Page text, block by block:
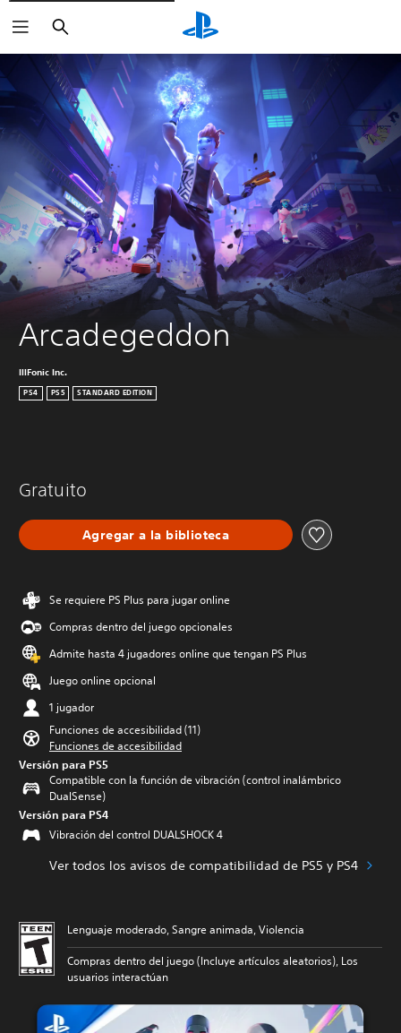
Buscar
Arcadegeddon
IllFonic Inc.
PS4 PS5 STANDARD EDITION
Gratuito
Agregar a la biblioteca
Se requiere PS Plus para jugar online
Compras dentro del juego opcionales
Admite hasta 4 jugadores online que tengan PS Plus
Juego online opcional
1 jugador
Funciones de accesibilidad (11)
Funciones de accesibilidad
Versión para PS5
Compatible con la función de vibración (control inalámbrico
DualSense)
Versión para PS4
Vibración del control DUALSHOCK 4
Ver todos los avisos de compatibilidad de PS5 y PS4
Lenguaje moderado, Sangre animada, Violencia
Compras dentro del juego (Incluye artículos aleatorios), Los
usuarios interactúan